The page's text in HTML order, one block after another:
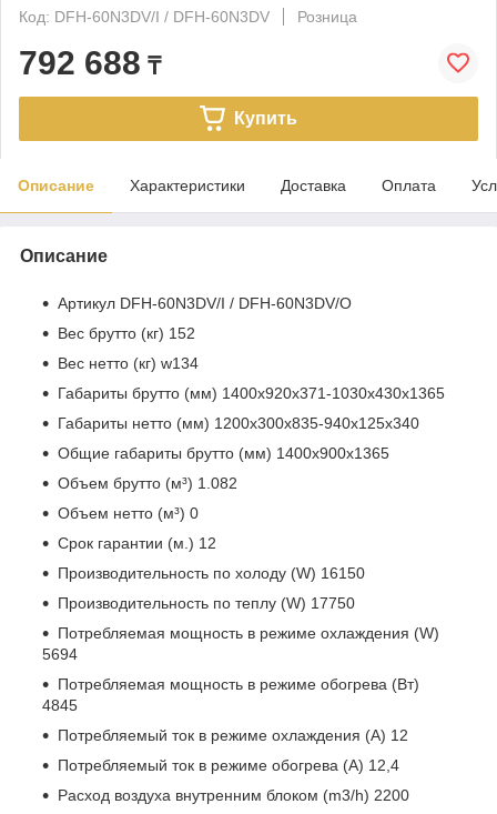
Код: DFH-60N3DV/I / DFH-60N3DV
Розница
792 688 ₸
Купить
Описание Характеристики Доставка Оплата
Описание
Артикул DFH-60N3DV/I / DFH-60N3DV/O
Вес брутто (кг) 152
Вес нетто (кг) w134
Габариты брутто (мм) 1400x920x371-1030x430x1365
Габариты нетто (мм) 1200x300x835-940x125x340
Общие габариты брутто (мм) 1400x900x1365
Объем брутто (м³) 1.082
Объем нетто (м³) 0
Срок гарантии (м.) 12
Производительность по холоду (W) 16150
Производительность по теплу (W) 17750
Потребляемая мощность в режиме охлаждения (W)
5694
Потребляемая мощность в режиме обогрева (Вт)
4845
Потребляемый ток в режиме охлаждения (А) 12
Потребляемый ток в режиме обогрева (А) 12,4
Расход воздуха внутренним блоком (m3/h) 2200